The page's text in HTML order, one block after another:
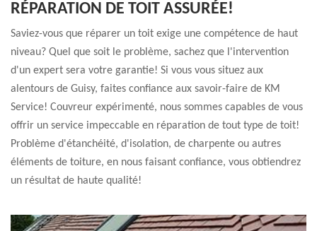
RÉPARATION DE TOIT ASSURÉE!
Saviez-vous que réparer un toit exige une compétence de haut
niveau? Quel que soit le problème, sachez que l'intervention
d'un expert sera votre garantie! Si vous vous situez aux
alentours de Guisy, faites confiance aux savoir-faire de KM
Service! Couvreur expérimenté, nous sommes capables de vous
offrir un service impeccable en réparation de tout type de toit!
Problème d'étanchéité, d'isolation, de charpente ou autres
éléments de toiture, en nous faisant confiance, vous obtiendrez
un résultat de haute qualité!